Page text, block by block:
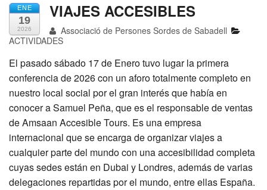
ENE
19
2026
VIAJES ACCESIBLES
Associació de Persones Sordes de Sabadell
ACTIVIDADES
El pasado sábado 17 de Enero tuvo lugar la primera
conferencia de 2026 con un aforo totalmente completo en
nuestro local social por el gran interés que había en
conocer a Samuel Peña, que es el responsable de ventas
de Amsaan Accesible Tours. Es una empresa
internacional que se encarga de organizar viajes a
cualquier parte del mundo con una accesibilidad completa
cuyas sedes están en Dubai y Londres, además de varias
delegaciones repartidas por el mundo, entre ellas España.